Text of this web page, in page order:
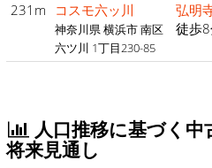
231m コスモ六ッ川
神奈川県 横浜市 南区
六ツ川 1丁目230-85
弘明
徒歩
人口推移に基づく
将来見通し